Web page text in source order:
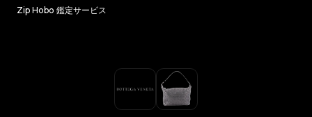
Zip Hobo 鑑定サービス